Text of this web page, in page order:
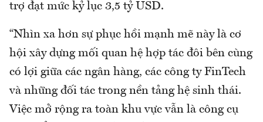
trợ đạt mức kỷ lục 3,5 tỷ USD.
“Nhìn xa hơn sự phục hồi mạnh mẽ này là cơ
hội xây dựng mối quan hệ hợp tác đôi bên cùng
có lợi giữa các ngân hàng, các công ty FinTech
và những đối tác trong nền tảng hệ sinh thái.
Việc mở rộng ra toàn khu vực vẫn là công cụ